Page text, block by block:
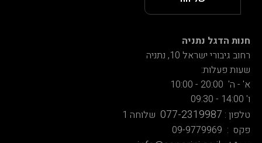
חנות הדגל נתניה
רחוב גיבורי ישראל 10, נתניה
שעות פעלות:
א' - ה' 20:00 - 10:00
ו' 14:00 - 09:30
טלפון : 077-2319987 שלוחה 1
פקס : 09-9779969